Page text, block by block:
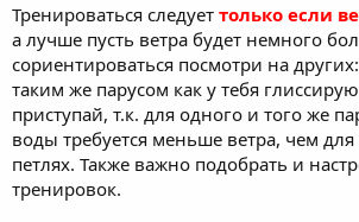
Тренироваться следует только если
а лучше пусть ветра будет немного
сориентироваться посмотри на
таким же парусом как у тебя
приступай, т.к. для одного и того же
воды требуется меньше ветра, чем
петлях. Также важно подобрать и
тренировок.